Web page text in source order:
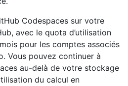
Codespaces sur votre
avec le quota d’utilisation
pour les comptes associés
Vous pouvez continuer à
au-delà de votre stockage
du calcul en